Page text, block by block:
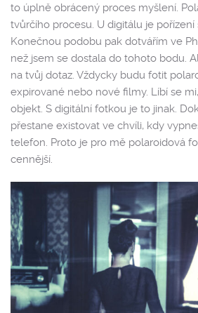
to úplně obrácený proces myšlení.
tvůrčího procesu. U digitálu je pořízení
Konečnou podobu pak dotvářím ve
než jsem se dostala do tohoto bodu.
na tvůj dotaz. Vždycky budu fotit
expirované nebo nové filmy. Líbí se
objekt. S digitální fotkou je to jinak.
přestane existovat ve chvíli, kdy
telefon. Proto je pro mě polaroidová
cennější.